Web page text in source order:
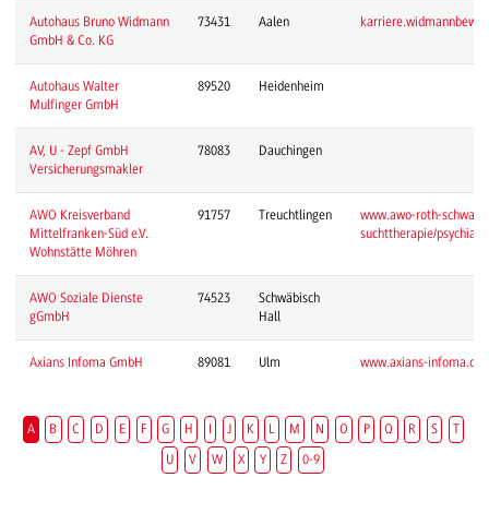
Autohaus Bruno Widmann
GmbH & Co. KG
73431 Aalen
Autohaus Walter
Mulfinger GmbH
89520 Heidenheim
AV, U - Zepf GmbH
Versicherungsmakler
78083 Dauchingen
AWO Kreisverband
Mittelfranken-Süd e.V. 
Wohnstätte Möhren
91757 Treuchtlingen
www.awo-roth-
suchttherapie/
AWO Soziale Dienste
gGmbH
74523
Schwäbisch
Hall
Axians Infoma GmbH 89081 Ulm www.axians-infoma.de/
A B C D E F G H I J K L M N O P Q R S
T
U
V W X Y Z 0-9